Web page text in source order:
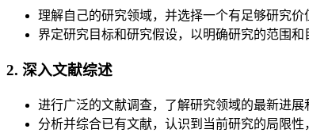
理解自己的研究领域，并选择一个有足够研究价
界定研究目标和研究假设，以明确研究的范围和
2. 深入文献综述
进行广泛的文献调查，了解研究领域的最新进展
分析并综合已有文献，认识到当前研究的局限性